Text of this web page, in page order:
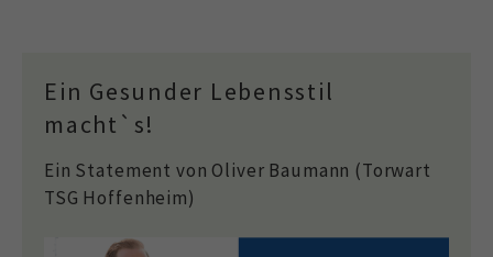
Ein Gesunder Lebensstil
macht`s!
Ein Statement von Oliver Baumann (Torwart
TSG Hoffenheim)